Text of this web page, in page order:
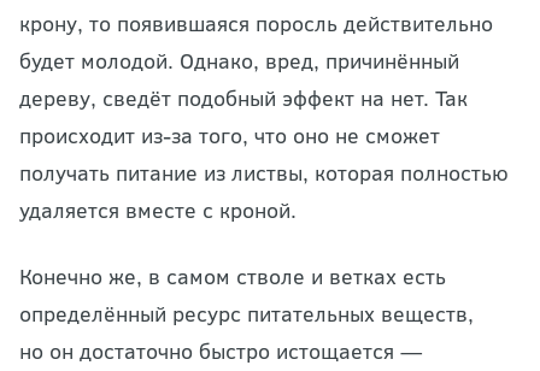
крону, то появившаяся поросль действительно
будет молодой. Однако, вред, причинённый
дереву, сведёт подобный эффект на нет. Так
происходит из-за того, что оно не сможет
получать питание из листвы, которая полностью
удаляется вместе с кроной.
Конечно же, в самом стволе и ветках есть
определённый ресурс питательных веществ,
но он достаточно быстро истощается —